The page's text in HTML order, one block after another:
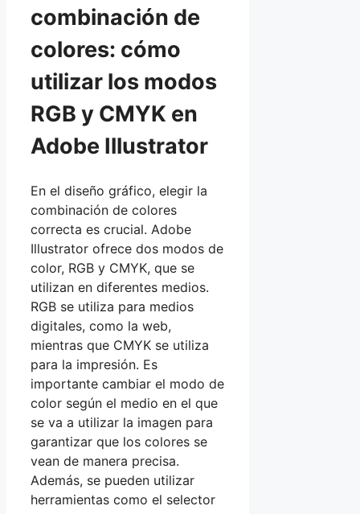
combinación de
colores: cómo
utilizar los modos
RGB y CMYK en
Adobe Illustrator
En el diseño gráfico, elegir la
combinación de colores
correcta es crucial. Adobe
Illustrator ofrece dos modos de
color, RGB y CMYK, que se
utilizan en diferentes medios.
RGB se utiliza para medios
digitales, como la web,
mientras que CMYK se utiliza
para la impresión. Es
importante cambiar el modo de
color según el medio en el que
se va a utilizar la imagen para
garantizar que los colores se
vean de manera precisa.
Además, se pueden utilizar
herramientas como el selector